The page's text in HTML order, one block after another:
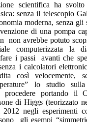
scientifica ha
senza il telescopio
moderna, senza
di una pompa
non avrebbe potuto
computerizzata la
i passi avanti che
i calcolatori
così velocemente,
lo studio
procedere portando il
di Higgs (teorizzato
negli esperimenti
gli esempi